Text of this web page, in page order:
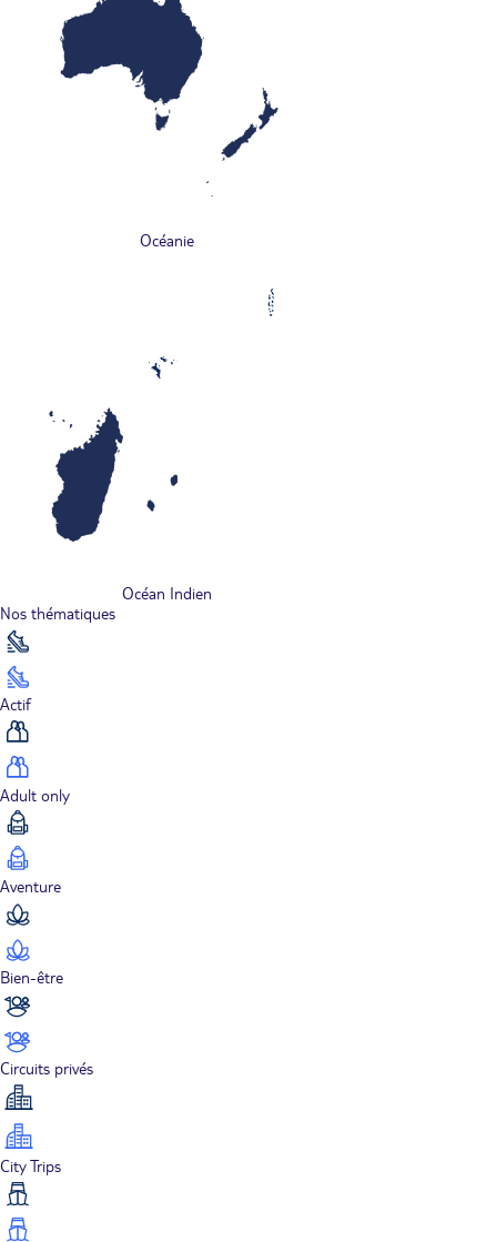
Océanie
Océan Indien
Nos thématiques
Actif
Adult only
Aventure
Bien-être
Circuits privés
City Trips